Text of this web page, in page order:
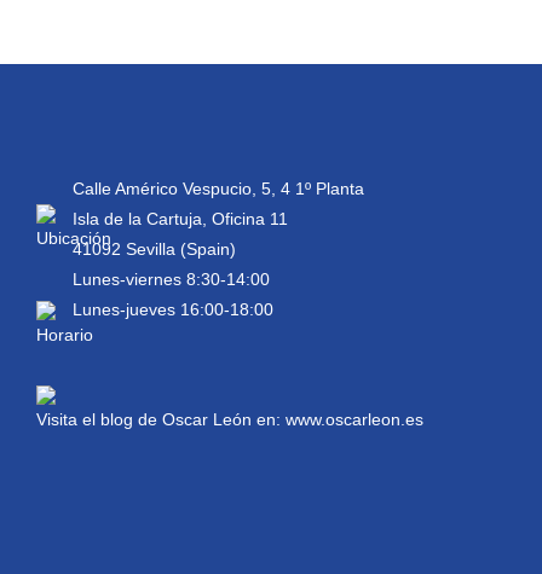
Calle Américo Vespucio, 5, 4 1º Planta
Isla de la Cartuja, Oficina 11
41092 Sevilla (Spain)
Lunes-viernes 8:30-14:00
Lunes-jueves 16:00-18:00
Visita el blog de Oscar León en: www.oscarleon.es